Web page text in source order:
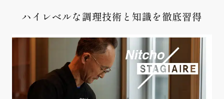
ハイレベルな調理技術と知識を徹底習得